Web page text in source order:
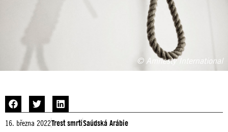
© Amnesty International
16. března 2022Trest smrtiSaúdská Arábie